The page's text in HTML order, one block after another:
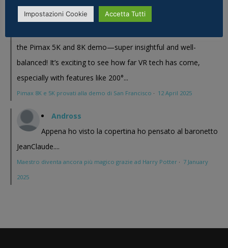
Eric Marcus
the Pimax 5K and 8K demo—super insightful and well-
balanced! It’s exciting to see how far VR tech has come,
especially with features like 200°...
Pimax 8K e 5K provati alla demo di San Francisco · 12 April 2025
Andross
Appena ho visto la copertina ho pensato al baronetto
JeanClaude....
Maestro diventa ancora più magico grazie ad Harry Potter · 7 January
2025
Impostazioni Cookie Accetta Tutti